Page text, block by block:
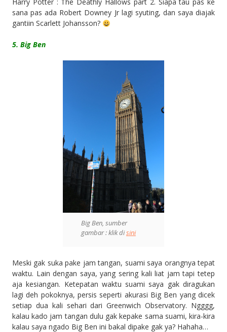
Harry Potter : The Deathly Hallows part 2. Siapa tau pas ke
sana pas ada Robert Downey Jr lagi syuting, dan saya diajak
gantiin Scarlett Johansson?
5. Big Ben
Big Ben, sumber
gambar : klik disini
Meski gak suka pake jam tangan, suami saya orangnya tepat
waktu. Lain dengan saya, yang sering kali liat jam tapi tetep
aja kesiangan. Ketepatan waktu suami saya gak diragukan
lagi deh pokoknya, persis seperti akurasi Big Ben yang dicek
setiap dua kali sehari dari Greenwich Observatory. Ngggg,
kalau kado jam tangan dulu gak kepake sama suami, kira-kira
kalau saya ngado Big Ben ini bakal dipake gak ya? Hahaha…